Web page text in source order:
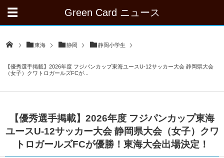
Green Card ニュース
東海 静岡 静岡小学生
【優秀選手掲載】2026年度 フジパンカップ東海ユースU-12サッカー大会 静岡県大会
（女子）クワトロガールズFCが...
【優秀選手掲載】2026年度 フジパンカップ東海
ユースU-12サッカー大会 静岡県大会（女子）クワ
トロガールズFCが優勝！東海大会出場決定！